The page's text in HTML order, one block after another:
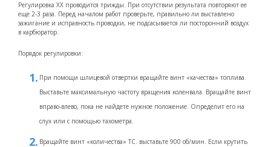
Регулировка ХХ проводится трижды. При отсутствии результата повторяют ее
еще 2-3 раза. Перед началом работ проверьте, правильно ли выставлено
зажигание и исправность проводки, не подсасывается ли посторонний воздух
в карбюратор.
Порядок регулировки:
При помощи шлицевой отвертки вращайте винт «качества» топлива.
Выставьте максимальную частоту вращения коленвала. Вращайте винт
вправо-влево, пока не найдете нужное положение. Определит его на
слух или с помощью тахометра.
Вращайте винт «количества» ТС. выставьте 900 об/мин. Если крутить